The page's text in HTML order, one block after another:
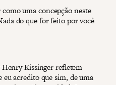
uma concepção neste
do que for feito por você
Henry Kissinger refletem
acredito que sim, de uma